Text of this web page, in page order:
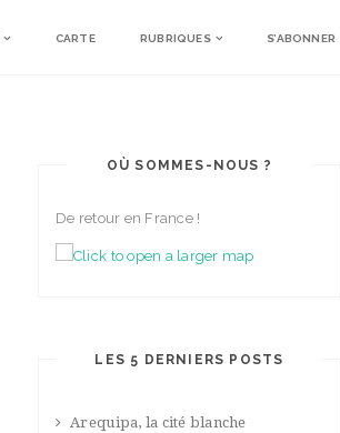
CARTE RUBRIQUES S’ABONNER
OÙ SOMMES-NOUS ?
De retour en France !
LES 5 DERNIERS POSTS
Arequipa, la cité blanche